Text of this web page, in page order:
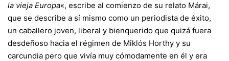
la vieja Europa«, escribe al comienzo de su relato Márai,
que se describe a sí mismo como un periodista de éxito,
un caballero joven, liberal y bienquerido que quizá fuera
desdeñoso hacia el régimen de Miklós Horthy y su
carcundia pero que vivía muy cómodamente en él y era